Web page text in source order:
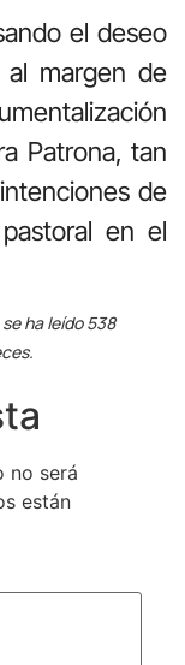
el deseo
margen de
Patrona, tan
de
en el
ha leído 538
no será
están